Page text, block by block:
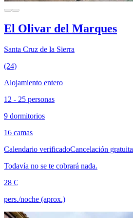
El Olivar del Marques
Santa Cruz de la Sierra
(24)
Alojamiento entero
12 - 25 personas
9 dormitorios
16 camas
Calendario verificadoCancelación gratuita
Todavía no se te cobrará nada.
28 €
pers./noche (aprox.)